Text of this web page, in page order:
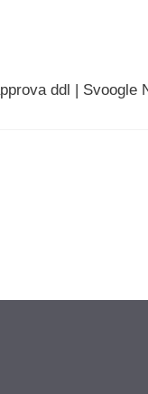
ddl | Svoogle